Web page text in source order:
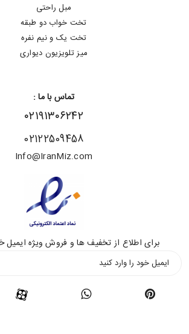
مبل راحتی
تخت خواب دو طبقه
تخت یک و نیم نفره
میز تلویزیون دیواری
تماس با ما :
۰۲۱۹۱۳۰۶۲۴۲
02122509458
Info@IranMiz.com
برای اطلاع از تخفیف ها و فروش ویژه ایمیل